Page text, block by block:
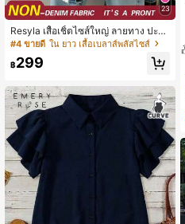
23
Resyla เสื้อเชิ้ตไซส์ใหญ่ ลายทาง ปะติ
ดปะต่อ วินเทจ ลายพิมพ์เทียม สำหรับฤ
#4 ขายดี ใน ยาว เสื้อเบลาส์พลัสไซส์
฿299